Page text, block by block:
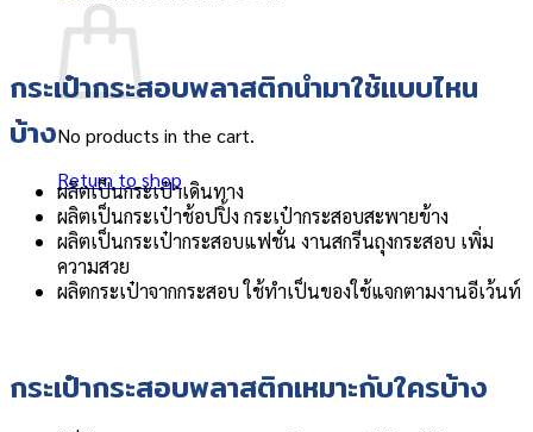
No products in the cart.
Return to shop
กระเป๋ากระสอบพลาสติกนำมาใช้แบบไหน
บ้าง
ผลิตเป็นกระเป๋าเดินทาง
ผลิตเป็นกระเป๋าช้อปปิ้ง กระเป๋ากระสอบสะพายข้าง
ผลิตเป็นกระเป๋ากระสอบแฟชั่น งานสกรีนถุงกระสอบ เพิ่ม
ความสวย
ผลิตกระเป๋าจากกระสอบ ใช้ทำเป็นของใช้แจกตามงานอีเว้นท์
กระเป๋ากระสอบพลาสติกเหมาะกับใครบ้าง